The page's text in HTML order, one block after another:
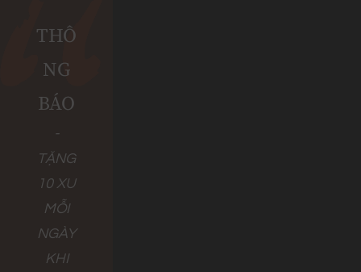
THÔ
NG
BÁO
-
TẶNG
10 XU
MỖI
NGÀY
KHI